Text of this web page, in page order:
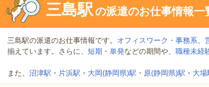
三島駅の派遣のお仕事情報一
三島駅の派遣のお仕事情報です。 オフィスワーク・事務系、
揃えています。さらに、 短期 ・ 単発などの期間や、 職種未経
また、 沼津駅 ・ 片浜駅 ・ 大岡(静岡県)駅 ・ 原(静岡県)駅 ・ 大場